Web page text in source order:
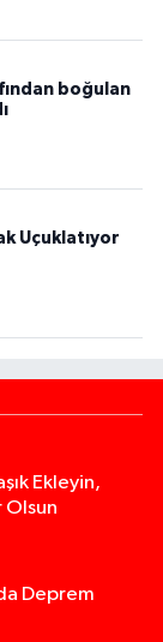
boğulan
Uçuklatıyor
Ekleyin,
Olsun
Deprem